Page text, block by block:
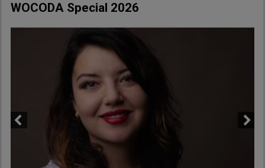
WOCODA Special 2026